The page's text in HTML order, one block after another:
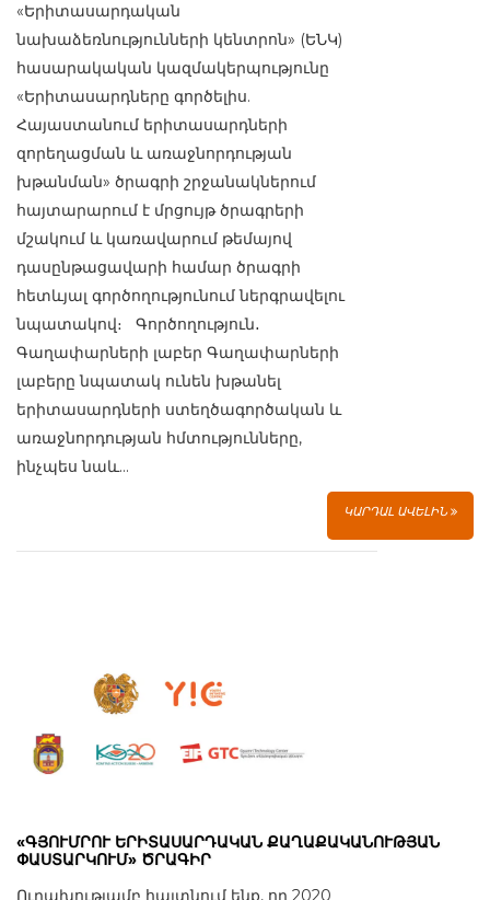
«Երիտասարդական
նախաձեռնությունների կենտրոն» (ԵՆԿ)
հասարակական կազմակերպությունը
«Երիտասարդները գործելիս.
Հայաստանում երիտասարդների
զորեղացման և առաջնորդության
խթանման» ծրագրի շրջանակներում
հայտարարում է մրցույթ ծրագրերի
մշակում և կառավարում թեմայով
դասընթացավարի համար ծրագրի
հետևյալ գործողությունում ներգրավելու
նպատակով։ Գործողություն․
Գաղափարների լաբեր Գաղափարների
լաբերը նպատակ ունեն խթանել
երիտասարդների ստեղծագործական և
առաջնորդության հմտությունները,
ինչպես նաև...
ԿԱՐԴԱԼ ԱՎԵԼԻՆ
«ԳՅՈՒՄՐՈՒ ԵՐԻՏԱՍԱՐԴԱԿԱՆ ՔԱՂԱՔԱԿԱՆՈՒԹՅԱՆ
ՓԱՍՏԱՐԿՈՒՄ» ԾՐԱԳԻՐ
Ուրախությամբ հայտնում ենք, որ 2020